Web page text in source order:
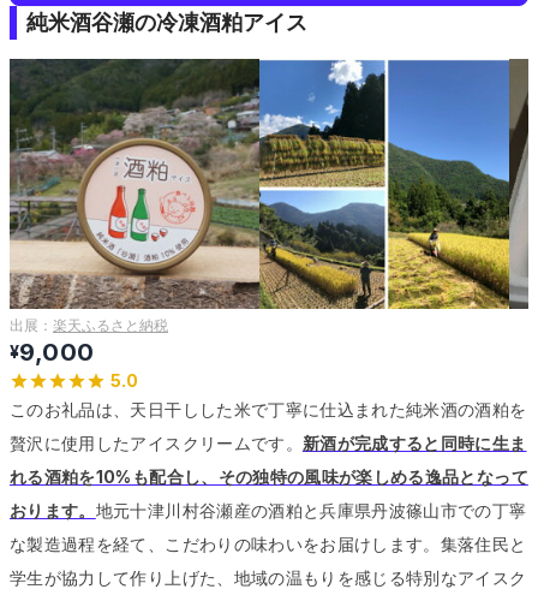
純米酒谷瀬の冷凍酒粕アイス
出展： 楽天ふるさと納税
¥9,000
5.0
このお礼品は、天日干しした米で丁寧に仕込まれた純米酒の酒粕を
贅沢に使用したアイスクリームです。 新酒が完成すると同時に生ま
れる酒粕を10%も配合し、その独特の風味が楽しめる逸品となって
おります。 地元十津川村谷瀬産の酒粕と兵庫県丹波篠山市での丁寧
な製造過程を経て、こだわりの味わいをお届けします。 集落住民と
学生が協力して作り上げた、地域の温もりを感じる特別なアイスク